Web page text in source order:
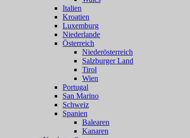
Italien
Kroatien
Luxemburg
Niederlande
Österreich
Niederösterreich
Salzburger Land
Tirol
Wien
Portugal
San Marino
Schweiz
Spanien
Balearen
Kanaren